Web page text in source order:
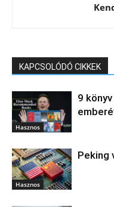
KAPCSOLÓDÓ CIKKEK
Hasznos
9
Hasznos
Peking